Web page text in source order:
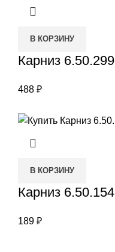
В КОРЗИНУ
Карниз 6.50.299
488 ₽
В КОРЗИНУ
Карниз 6.50.154
189 ₽